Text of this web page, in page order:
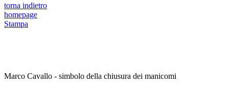
torna indietro
homepage
Stampa
Marco Cavallo - simbolo della chiusura dei manicomi